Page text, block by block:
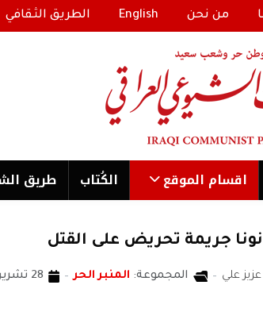
من نحن English الطريق الثقافي
اقسام الموقع الكُتاب طریق
جريمة تحريض على القتل
علي المجموعة: المنبر الحر 28 تشرين1/أكتوير 2020